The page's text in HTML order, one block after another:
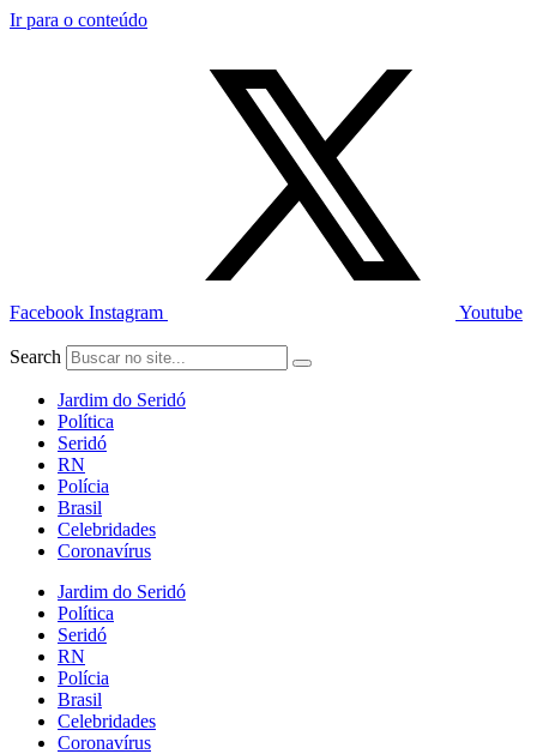
Ir para o conteúdo
Facebook Instagram Youtube
Search
Jardim do Seridó
Política
Seridó
RN
Polícia
Brasil
Celebridades
Coronavírus
Jardim do Seridó
Política
Seridó
RN
Polícia
Brasil
Celebridades
Coronavírus